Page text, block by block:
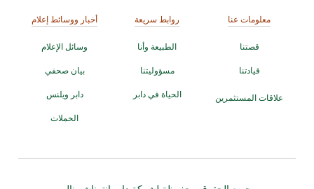
معلومات عنا
قصتنا
قيادتنا
علاقات المستثمرين
روابط سريعة
الطبيعة وأنا
مسؤوليتنا
الحياة في دابر
أخبار ووسائط إعلام
وسائل الإعلام
بيان صحفي
دابر ويلنس
الحملات